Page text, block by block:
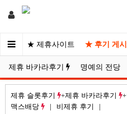
노 N ★ 제휴사이트 ★ 후기 게
제휴 바카라후기 명예의 전당
제휴 슬롯후기 제휴 바카라후기
맥스배당
비제휴 후기